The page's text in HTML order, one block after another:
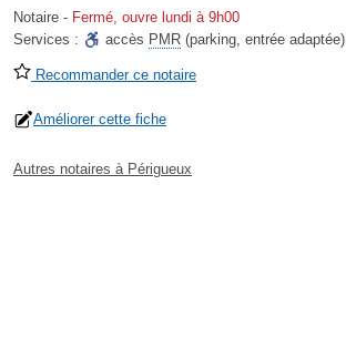
Notaire - Fermé, ouvre lundi à 9h00
Services :
accès PMR (parking, entrée adaptée)
Recommander ce notaire
Améliorer cette fiche
Autres notaires à Périgueux